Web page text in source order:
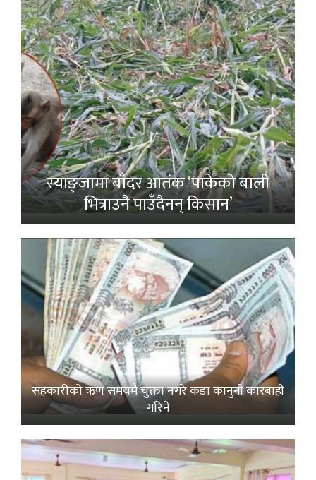
स्याङ्जामा बाँदर आतंक ‘पाकेको बाली
भित्राउनै पाउँदैनन् किसान’
सहकारीको ऋण समयमै चुक्ता नगरे कडा कानुनी कारबाही
गरिने